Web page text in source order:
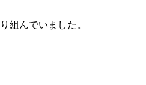
組んでいました。